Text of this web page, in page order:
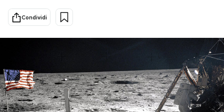
Economia
Sport
NEWSLETTER
Condividi